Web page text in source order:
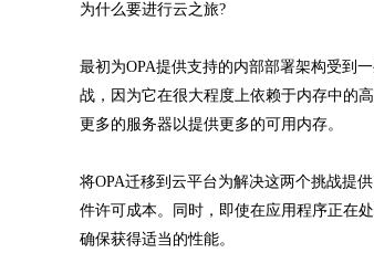
为什么要进行云之旅?
最初为OPA提供支持的内部部署架构受到
战，因为它在很大程度上依赖于内存中的
更多的服务器以提供更多的可用内存。
将OPA迁移到云平台为解决这两个挑战提
件许可成本。同时，即使在应用程序正在
确保获得适当的性能。